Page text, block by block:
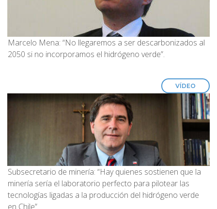
Marcelo Mena: “No llegaremos a ser descarbonizados al
2050 si no incorporamos el hidrógeno verde”.
VÍDEO
Subsecretario de minería: “Hay quienes sostienen que la
minería sería el laboratorio perfecto para pilotear las
tecnologías ligadas a la producción del hidrógeno verde
en Chile”.